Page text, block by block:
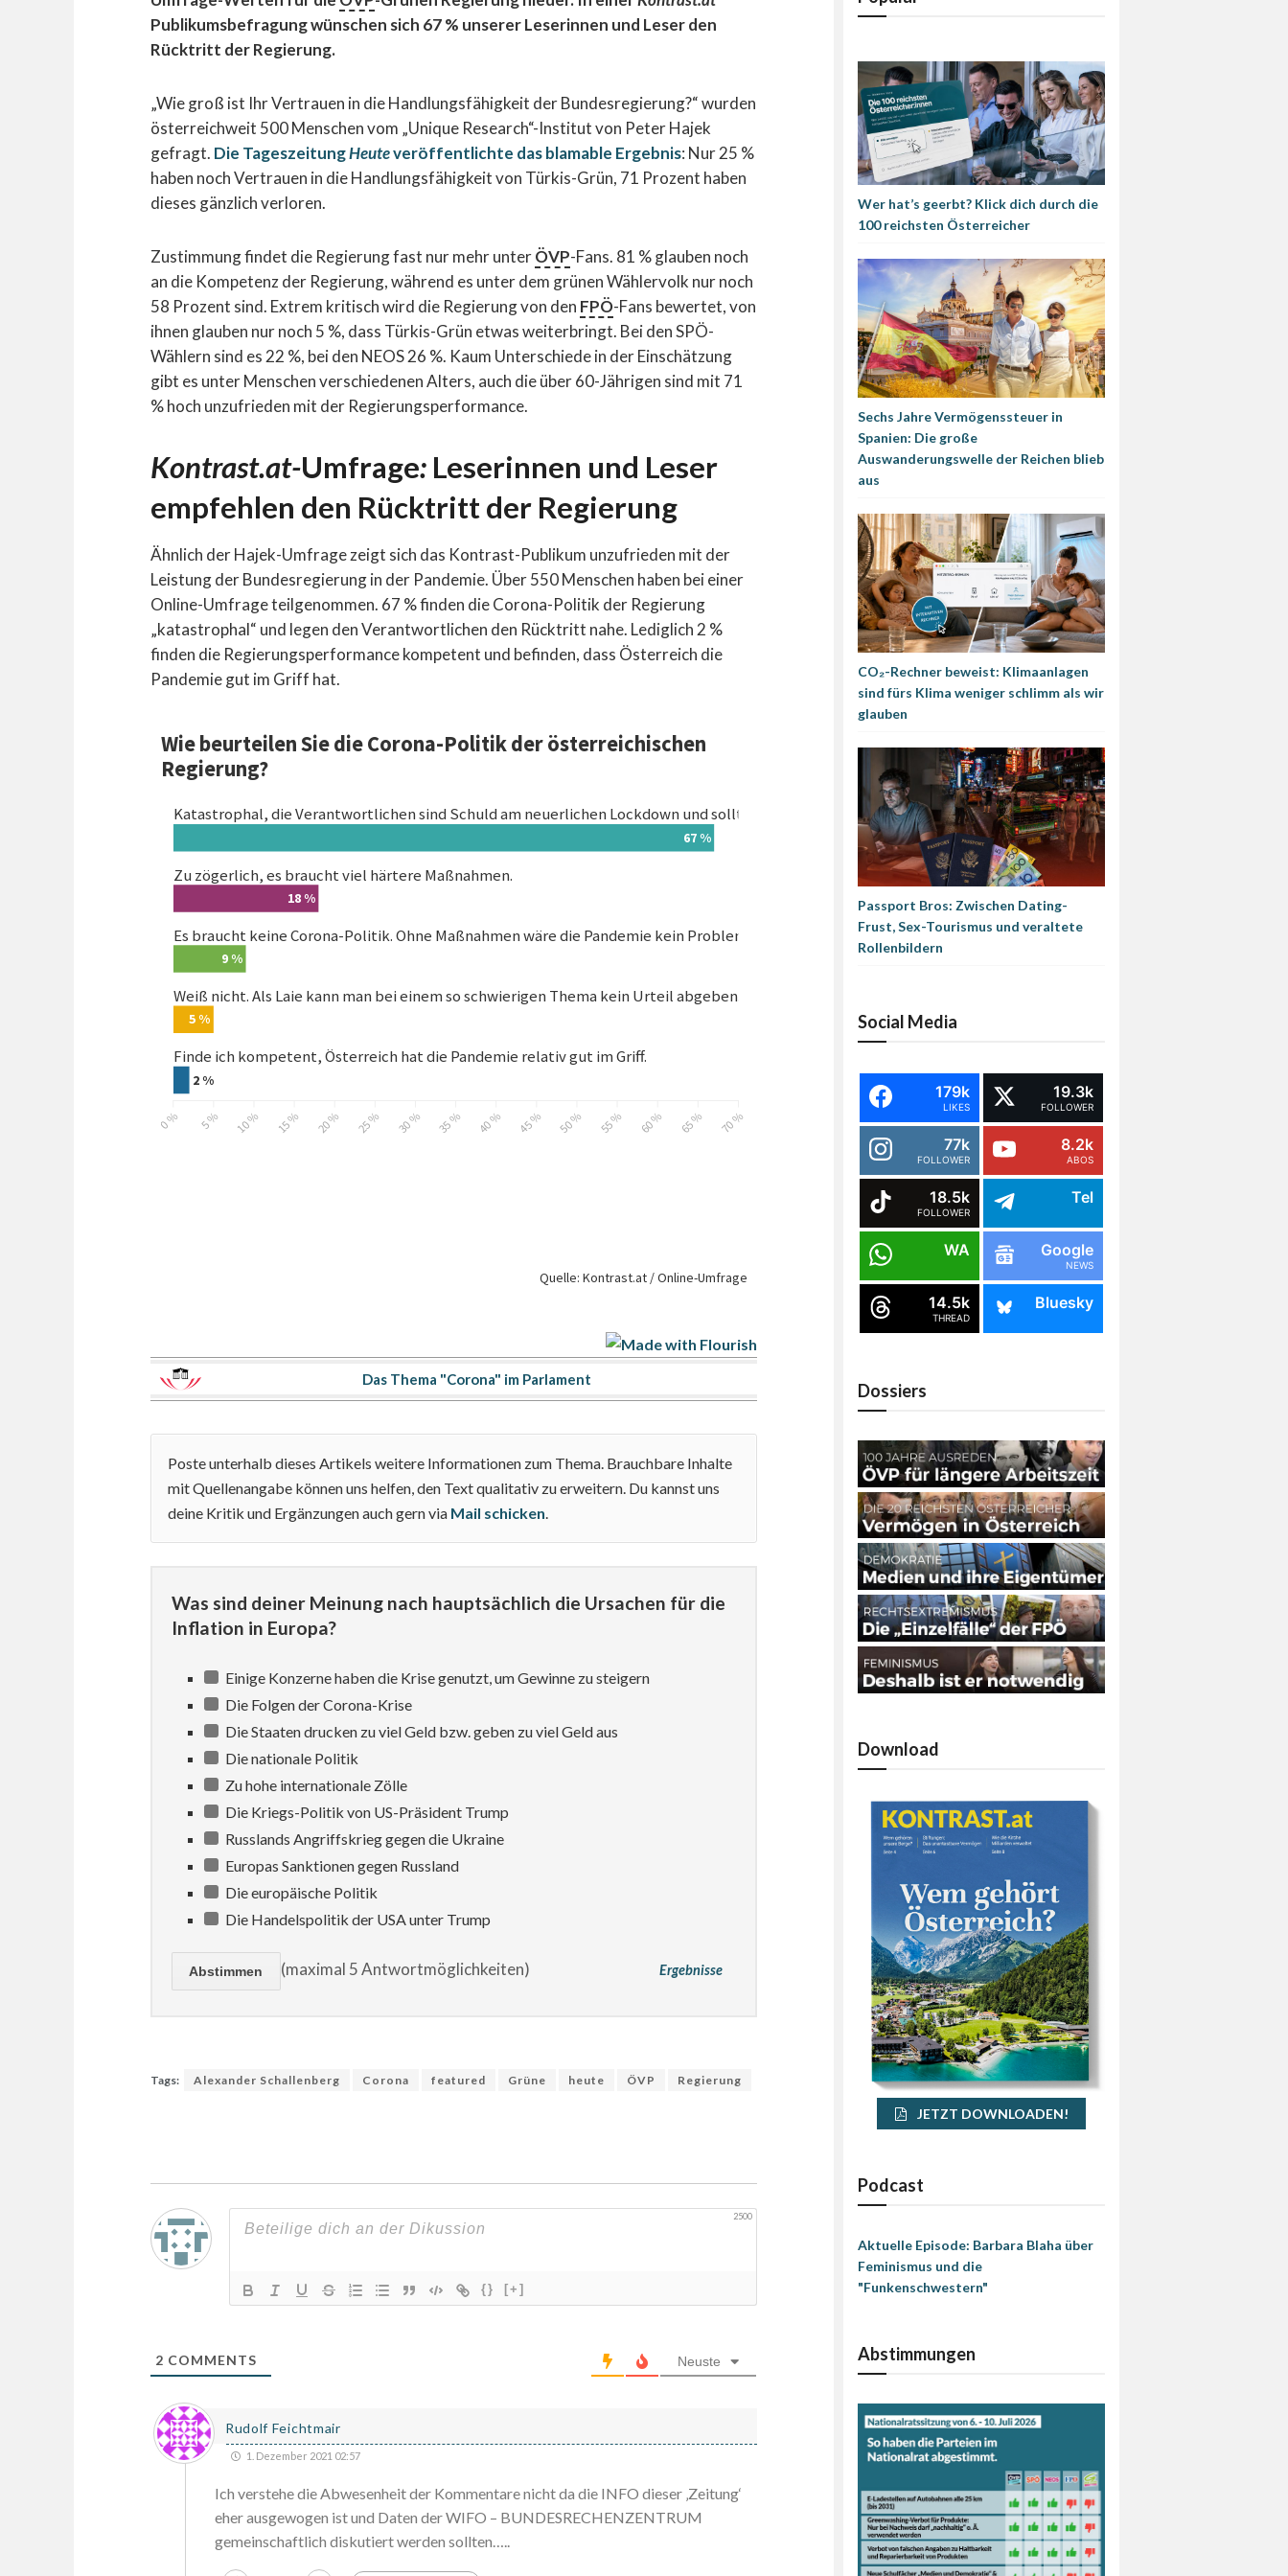
Publikumsbefragung wünschen sich 67 % unserer Leserinnen und Leser den
Rücktritt der Regierung.
„Wie groß ist Ihr Vertrauen in die Handlungsfähigkeit der Bundesregierung?“ wurden
österreichweit 500 Menschen vom „Unique Research“-Institut von Peter Hajek
gefragt. Die TageszeitungHeuteveröffentlichte das blamable Ergebnis: Nur 25 %
haben noch Vertrauen in die Handlungsfähigkeit von Türkis-Grün, 71 Prozent haben
dieses gänzlich verloren.
Zustimmung findet die Regierung fast nur mehr unterÖVP-Fans. 81 % glauben noch
an die Kompetenz der Regierung, während es unter dem grünen Wählervolk nur noch
58 Prozent sind. Extrem kritisch wird die Regierung von den FPÖ-Fans bewertet, von
ihnen glauben nur noch 5 %, dass Türkis-Grün etwas weiterbringt. Bei den SPÖ-
Wählern sind es 22 %, bei den NEOS 26 %. Kaum Unterschiede in der Einschätzung
gibt es unter Menschen verschiedenen Alters, auch die über 60-Jährigen sind mit 71
% hoch unzufrieden mit der Regierungsperformance.
Kontrast.at-Umfrage: Leserinnen und Leser
empfehlen den Rücktritt der Regierung
Ähnlich der Hajek-Umfrage zeigt sich das Kontrast-Publikum unzufrieden mit der
Leistung der Bundesregierung in der Pandemie. Über 550 Menschen haben bei einer
Online-Umfrage teilgenommen. 67 % finden die Corona-Politik der Regierung
„katastrophal“ und legen den Verantwortlichen den Rücktritt nahe. Lediglich 2 %
finden die Regierungsperformance kompetent und befinden, dass Österreich die
Pandemie gut im Griff hat.
Das Thema "Corona" im Parlament
Poste unterhalb dieses Artikels weitere Informationen zum Thema. Brauchbare Inhalte
mit Quellenangabe können uns helfen, den Text qualitativ zu erweitern. Du kannst uns
deine Kritik und Ergänzungen auch gern via Mail schicken.
Was sind deiner Meinung nach hauptsächlich die Ursachen für die
Inflation in Europa?
Einige Konzerne haben die Krise genutzt, um Gewinne zu steigern
Die Folgen der Corona-Krise
Die Staaten drucken zu viel Geld bzw. geben zu viel Geld aus
Die nationale Politik
Zu hohe internationale Zölle
Die Kriegs-Politik von US-Präsident Trump
Russlands Angriffskrieg gegen die Ukraine
Europas Sanktionen gegen Russland
Die europäische Politik
Die Handelspolitik der USA unter Trump
Ergebnisse
(maximal 5 Antwortmöglichkeiten)
Tags: Alexander Schallenberg Corona featured Grüne heute ÖVP Regierung
2500
{} [+]
2 COMMENTS Neuste
Rudolf Feichtmair
1. Dezember 2021 02:57
Ich verstehe die Abwesenheit der Kommentare nicht da die INFO dieser ‚Zeitung‘
eher ausgewogen ist und Daten der WIFO – BUNDESRECHENZENTRUM
gemeinschaftlich diskutiert werden sollten…..
Wer hat’s geerbt? Klick dich durch die
100 reichsten Österreicher
Sechs Jahre Vermögenssteuer in
Spanien: Die große
Auswanderungswelle der Reichen blieb
aus
CO₂-Rechner beweist: Klimaanlagen
sind fürs Klima weniger schlimm als wir
glauben
Passport Bros: Zwischen Dating-
Frust, Sex-Tourismus und veraltete
Rollenbildern
Social Media
179k
LIKES
19.3k
FOLLOWER
77k
FOLLOWER
8.2k
ABOS
18.5k
FOLLOWER
Tel
WA Google
NEWS
14.5k
THREAD
Bluesky
Dossiers
Download
JETZT DOWNLOADEN!
Podcast
Aktuelle Episode: Barbara Blaha über
Feminismus und die
"Funkenschwestern"
Abstimmungen